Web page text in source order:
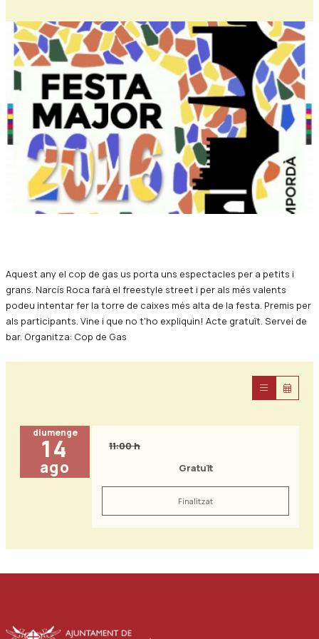
Aquest any el cop de gas us porta uns espectacles per a petits i
grans. Narcís Roca farà el freestyle street i per als més valents
podeu intentar fer la torre de caixes més alta de la festa. Premis per
als participants. Vine i que no t'ho expliquin! Acte gratuït. Servei de
bar. Organitza: Cop de Gas
diumenge
14
ago
11:00 h
Gratuït
Finalitzat